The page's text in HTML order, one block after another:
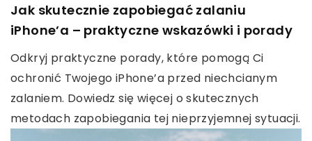
Jak skutecznie zapobiegać zalaniu
iPhone’a – praktyczne wskazówki i porady
Odkryj praktyczne porady, które pomogą Ci
ochronić Twojego iPhone’a przed niechcianym
zalaniem. Dowiedz się więcej o skutecznych
metodach zapobiegania tej nieprzyjemnej sytuacji.